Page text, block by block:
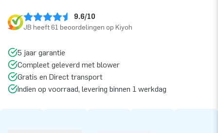
9.6/10
JB heeft 61 beoordelingen op Kiyoh
5 jaar garantie
Compleet geleverd met blower
Gratis en Direct transport
Indien op voorraad, levering binnen 1 werkdag